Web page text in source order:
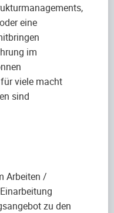
eine
im
viele macht
sind
Arbeiten /
zu den